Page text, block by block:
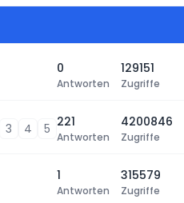
0
Antworten
129151
Zugriffe
3 4 5 221
Antworten
4200846
Zugriffe
1
Antworten
315579
Zugriffe